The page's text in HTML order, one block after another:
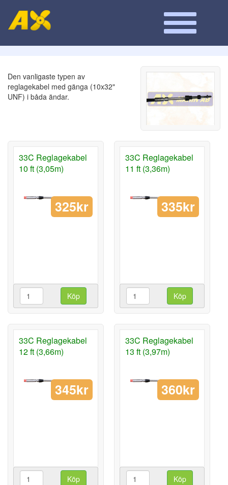
Den vanligaste typen av
reglagekabel med gänga (10x32"
UNF) i båda ändar.
33C Reglagekabel
10 ft (3,05m)
325kr
Köp
33C Reglagekabel
11 ft (3,36m)
335kr
Köp
33C Reglagekabel
12 ft (3,66m)
345kr
Köp
33C Reglagekabel
13 ft (3,97m)
360kr
Köp